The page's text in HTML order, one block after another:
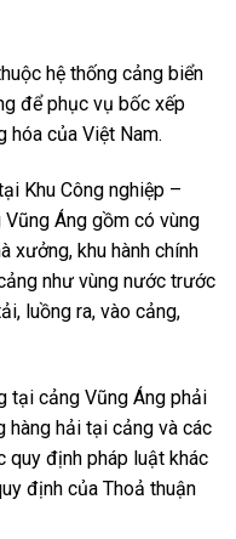
hệ thống cảng biển
để phục vụ bốc xếp
hóa của Việt Nam.
Khu Công nghiệp –
Vũng Áng gồm có vùng
xưởng, khu hành chính
như vùng nước trước
luồng ra, vào cảng,
tại cảng Vũng Áng phải
hàng hải tại cảng và các
quy định pháp luật khác
định của Thoả thuận